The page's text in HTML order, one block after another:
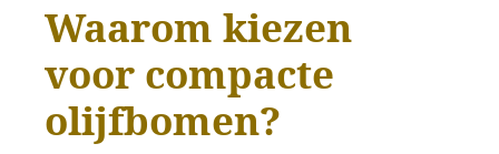
Waarom kiezen
voor compacte
olijfbomen?